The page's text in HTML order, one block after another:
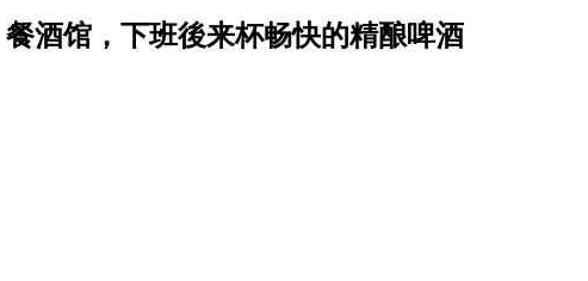
酒馆，下班後来杯畅快的精酿啤酒